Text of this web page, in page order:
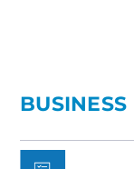
BUSINESS